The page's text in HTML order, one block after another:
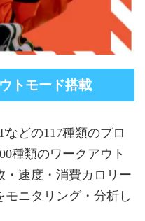
トモード搭載
どの117種類のプロ
種類のワークアウト
・速度・消費カロリー
モニタリング・分析し